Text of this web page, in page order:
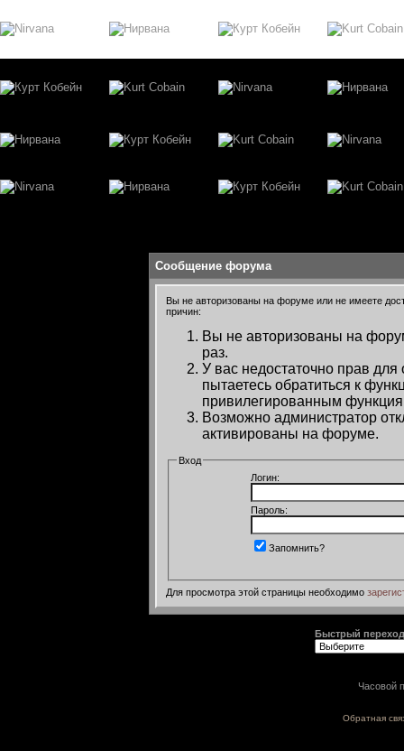
Сообщение форума
Вы не авторизованы на форуме или не имеете
причин:
Вы не авторизованы на
раз.
У вас недостаточно прав
пытаетесь обратиться к
привилегированным
Возможно администратор
активированы на форуме.
Вход
Логин:
Пароль:
Запомнить?
Для просмотра этой страницы необходимо
Быстрый переход
Часовой
Обратная